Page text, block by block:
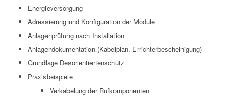
Energieversorgung
Adressierung und Konfiguration der Module
Anlagenprüfung nach Installation
Anlagendokumentation (Kabelplan, Errichterbescheinigung)
Grundlage Desorientiertenschutz
Praxisbeispiele
Verkabelung der Rufkomponenten